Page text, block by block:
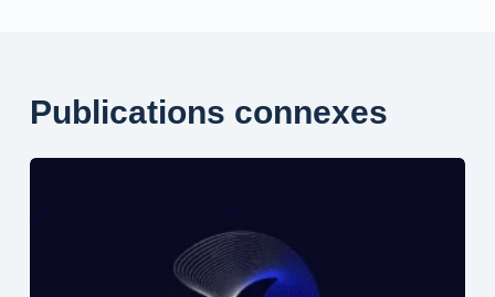
Publications connexes